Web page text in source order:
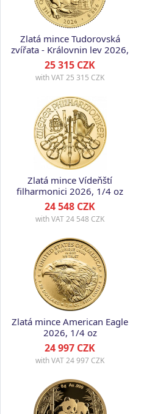
Zlatá mince Tudorovská
zvířata - Královnin lev 2026,
1/4 oz
25 315 CZK
with VAT25 315 CZK
Zlatá mince Vídeňští
filharmonici 2026, 1/4 oz
24 548 CZK
with VAT24 548 CZK
Zlatá mince American Eagle
2026, 1/4 oz
24 997 CZK
with VAT24 997 CZK